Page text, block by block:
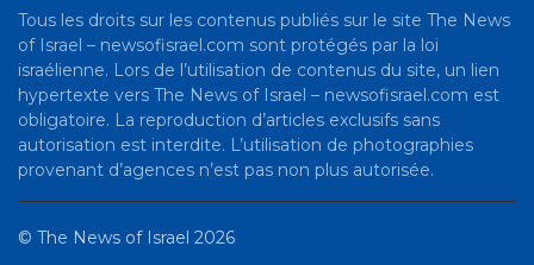
Tous les droits sur les contenus publiés sur le site The News
of Israel – newsofisrael.com sont protégés par la loi
israélienne. Lors de l’utilisation de contenus du site, un lien
hypertexte vers The News of Israel – newsofisrael.com est
obligatoire. La reproduction d’articles exclusifs sans
autorisation est interdite. L’utilisation de photographies
provenant d’agences n’est pas non plus autorisée.
© The News of Israel 2026